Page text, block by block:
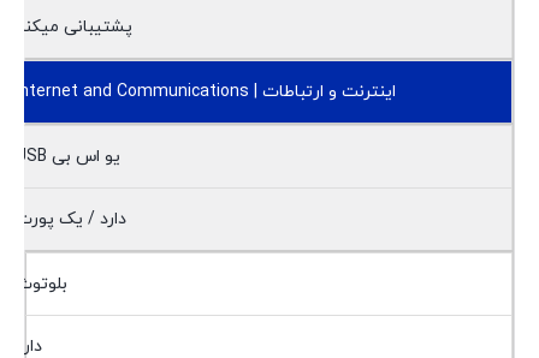
پشتیبانی میکند
اینترنت و ارتباطات | Internet and Communications
یو اس بی USB
دارد / یک پورت
بلوتوث
دارد